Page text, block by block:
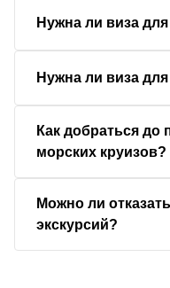
Нужна ли виза
Нужна ли виза для
Как добраться до
морских круизов?
Можно ли
экскурсий?